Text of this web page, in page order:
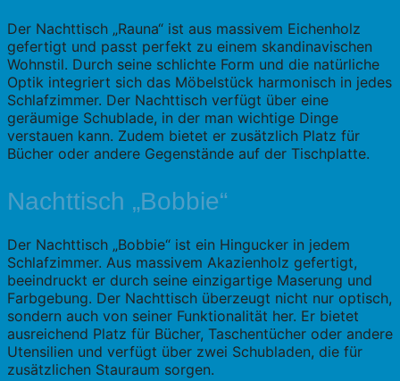
Der Nachttisch „Rauna“ ist aus massivem Eichenholz
gefertigt und passt perfekt zu einem skandinavischen
Wohnstil. Durch seine schlichte Form und die natürliche
Optik integriert sich das Möbelstück harmonisch in jedes
Schlafzimmer. Der Nachttisch verfügt über eine
geräumige Schublade, in der man wichtige Dinge
verstauen kann. Zudem bietet er zusätzlich Platz für
Bücher oder andere Gegenstände auf der Tischplatte.
Nachttisch „Bobbie“
Der Nachttisch „Bobbie“ ist ein Hingucker in jedem
Schlafzimmer. Aus massivem Akazienholz gefertigt,
beeindruckt er durch seine einzigartige Maserung und
Farbgebung. Der Nachttisch überzeugt nicht nur optisch,
sondern auch von seiner Funktionalität her. Er bietet
ausreichend Platz für Bücher, Taschentücher oder andere
Utensilien und verfügt über zwei Schubladen, die für
zusätzlichen Stauraum sorgen.